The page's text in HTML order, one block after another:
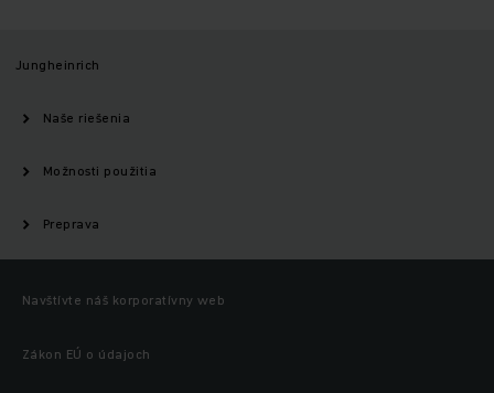
Jungheinrich
Naše riešenia
Možnosti použitia
Preprava
Navštívte náš korporatívny web
Zákon EÚ o údajoch